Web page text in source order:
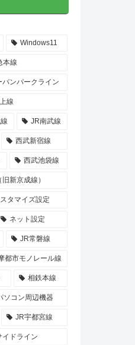
Windows11
本線
バンパークライン
線
JR南武線
西武新宿線
西武池袋線
新京成線）
タマイズ設定
ネット設定
JR常磐線
都市モノレール線
相鉄本線
ソコン周辺機器
JR宇都宮線
イドライン